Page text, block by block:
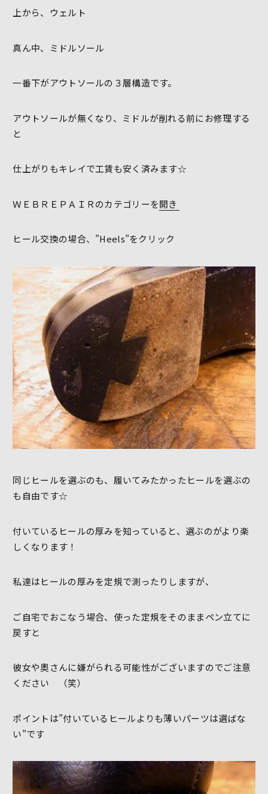
上から、ウェルト
真ん中、ミドルソール
一番下がアウトソールの３層構造です。
アウトソールが無くなり、ミドルが削れる前にお修理する
と
仕上がりもキレイで工賃も安く済みます☆
ＷＥＢＲＥＰＡＩＲのカテゴリーを開き
ヒール交換の場合、”Heels”をクリック
同じヒールを選ぶのも、履いてみたかったヒールを選ぶの
も自由です☆
付いているヒールの厚みを知っていると、選ぶのがより楽
しくなります！
私達はヒールの厚みを定規で測ったりしますが、
ご自宅でおこなう場合、使った定規をそのままペン立てに
戻すと
彼女や奧さんに嫌がられる可能性がございますのでご注意
ください （笑）
ポイントは”付いているヒールよりも薄いパーツは選ばな
い”です